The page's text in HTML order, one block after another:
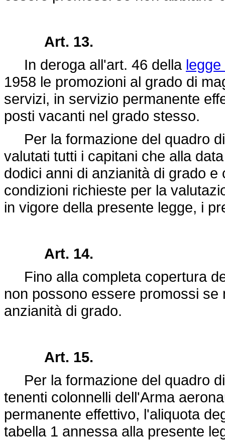
Art. 13.
In deroga all'art. 46 della
1958 le promozioni al grado di
servizi, in servizio permanente
posti vacanti nel grado stesso.
Per la formazione del quadro
valutati tutti i capitani che alla
dodici anni di anzianità di grado
condizioni richieste per la
in vigore della presente legge, i
Art. 14.
Fino alla completa copertura
non possono essere promossi
anzianità di grado.
Art. 15.
Per la formazione del quadro
tenenti colonnelli dell'Arma
permanente effettivo, l'aliquota
tabella 1 annessa alla presente